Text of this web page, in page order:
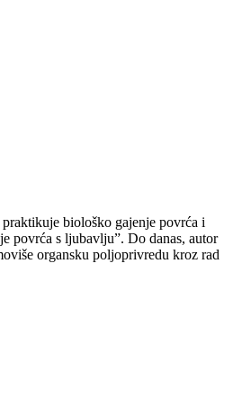
biološko gajenje povrća i
povrća s ljubavlju”. Do danas, autor
organsku poljoprivredu kroz rad